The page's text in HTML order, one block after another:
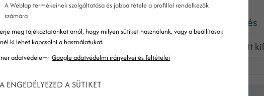
Keresés
Keresett
A Weblap termékeinek szolgáltatása és jobbá tétele a profillal rendelkezők
számára
meg tájékoztatónkat arról, hogy milyen sütiket használunk, vagy a beállítások
ki lehet kapcsolni a használatukat.
adatvédelem: Google adatvédelmi irányelvei és feltételei
ENGEDÉLYEZED A SÜTIKET